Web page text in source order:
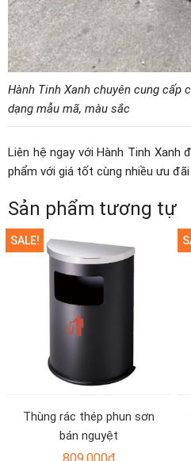
Hành Tinh Xanh chuyên cung cấp
dạng mẫu mã, màu sắc
Liên hệ ngay với Hành Tinh
phẩm với giá tốt cùng nhiều ưu đãi
Sản phẩm tương tự
SALE!
Thùng rác thép phun sơn
bán nguyệt